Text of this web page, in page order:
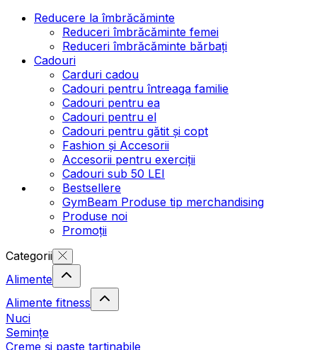
Reducere la îmbrăcăminte
Reduceri îmbrăcăminte femei
Reduceri îmbrăcăminte bărbați
Cadouri
Carduri cadou
Cadouri pentru întreaga familie
Cadouri pentru ea
Cadouri pentru el
Cadouri pentru gătit și copt
Fashion și Accesorii
Accesorii pentru exerciții
Cadouri sub 50 LEI
Bestsellere
GymBeam Produse tip merchandising
Produse noi
Promoții
Categorii
Alimente
Alimente fitness
Nuci
Semințe
Creme și paste tartinabile